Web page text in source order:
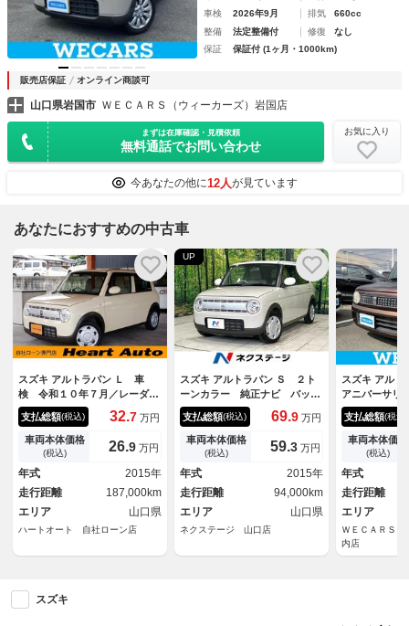
車検
2026年9月 排気
660cc
整備
法定整備付 修復
なし
保証
保証付 (1ヶ月・1000km)
販売店保証 オンライン商談可
山口県岩国市 ＷＥＣＡＲＳ（ウィーカーズ）岩国店
まずは在庫確認・見積依頼
無料通話でお問い合わせ
お気に入り
今あなたの他に12人が見ています
あなたにおすすめの中古車
スズキ アルトラパン Ｌ 車
検 令和１０年７月／レーダー
ブレーキサポート／純正ＳＤナ
ビ／ブルートゥース接続／３６
０度バックカメラ／ビルトイン
ＥＴＣ／ＵＳＢポート／Ｄ席シ
ートヒーター／プッシュスター
ト／スマートキー
支払総額(税込) 32.7 万円
車両本体価格
(税込) 26.9 万円
年式
2015年
走行距離
187,000km
エリア
山口県
ハートオート 自社ローン店
UP
スズキ アルトラパン Ｓ ２ト
ーンカラー 純正ナビ バック
カメラ シートヒーター レー
ダーブレーキサポート ＨＩＤ
ヘッドライト スマートキー
ＥＴＣ Ｂｌｕｅｔｏｏｔｈ
アイドリングストップ 禁煙
車 ワンオーナー
支払総額(税込) 69.9 万円
車両本体価格
(税込) 59.3 万円
年式
2015年
走行距離
94,000km
エリア
山口県
ネクステージ 山口店
スズキ アルト
アニバーサ
★★★新品タイ
ター 運転席
／アルミホ
インチ／パワ
ンジンスター
スエントリー
／パワーステ
支払総額(税込)
車両本体価格
(税込)
年式
走行距離
エリア
ＷＥＣＡＲＳ（
内店
スズキ